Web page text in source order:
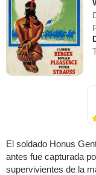
El soldado Honus
antes fue capturada
supervivientes de la